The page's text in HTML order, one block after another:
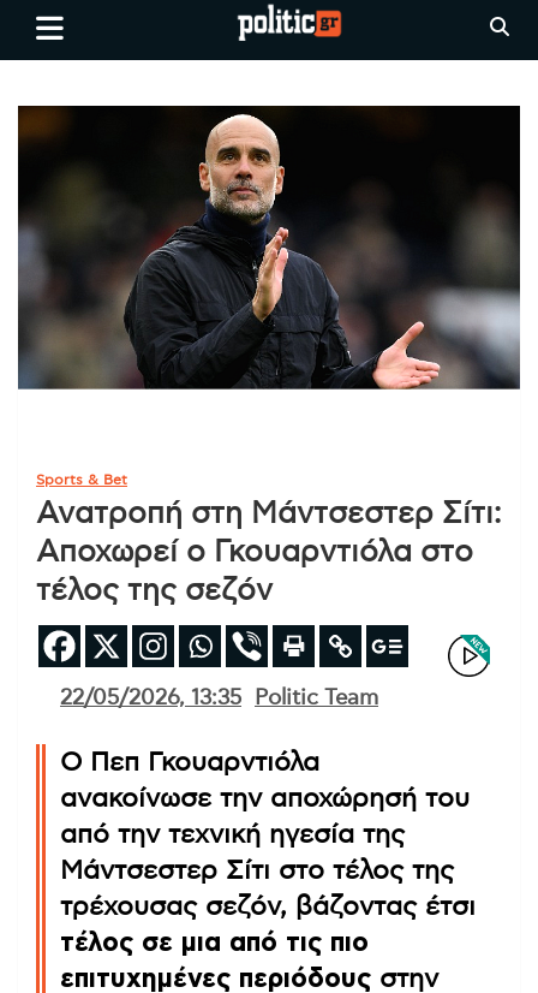
Skip
Ειδήσεις απο τη
Θεσσαλονίκη, την Ελλάδα και
όλο τον Κόσμο
politic.gr
Sports & Bet
Ανατροπή στη Μάντσεστερ Σίτι:
Αποχωρεί ο Γκουαρντιόλα στο
τέλος της σεζόν
22/05/2026, 13:35 Politic Team
Ο Πεπ Γκουαρντιόλα
ανακοίνωσε την αποχώρησή του
από την τεχνική ηγεσία της
Μάντσεστερ Σίτι στο τέλος της
τρέχουσας σεζόν, βάζοντας έτσι
τέλος σε μια από τις πιο
επιτυχημένες περιόδους στην